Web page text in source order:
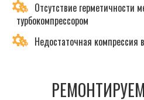
Отсутствие
турбокомпрессором
Недостаточная компрессия